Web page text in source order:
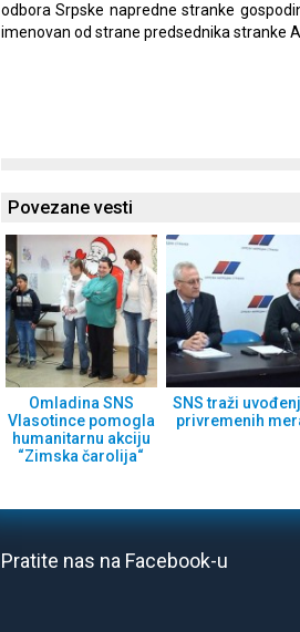
odbora Srpske napredne stranke
imenovan od strane predsednika stranke
Povezane vesti
Omladina SNS
Vlasotince pomogla
humanitarnu akciju
“Zimska čarolija“
SNS traži
privremenih
Pratite nas na Facebook-u